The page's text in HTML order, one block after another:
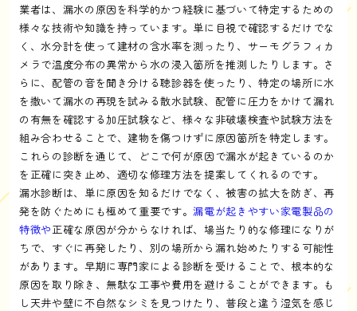
業者は、漏水の原因を科学的かつ経験に基づいて特定するための
様々な技術や知識を持っています。単に目視で確認するだけでな
く、水分計を使って建材の含水率を測ったり、サーモグラフィカ
メラで温度分布の異常から水の浸入箇所を推測したりします。さ
らに、配管の音を聞き分ける聴診器を使ったり、特定の場所に水
を撒いて漏水の再現を試みる散水試験、配管に圧力をかけて漏れ
の有無を確認する加圧試験など、様々な非破壊検査や試験方法を
組み合わせることで、建物を傷つけずに原因箇所を特定します。
これらの診断を通じて、どこで何が原因で漏水が起きているのか
を正確に突き止め、適切な修理方法を提案してくれるのです。
漏水診断は、単に原因を知るだけでなく、被害の拡大を防ぎ、再
発を防ぐためにも極めて重要です。漏電が起きやすい家電製品の
特徴や正確な原因が分からなければ、場当たり的な修理になりが
ちで、すぐに再発したり、別の場所から漏れ始めたりする可能性
があります。早期に専門家による診断を受けることで、根本的な
原因を取り除き、無駄な工事や費用を避けることができます。も
し天井や壁に不自然なシミを見つけたり、普段と違う湿気を感じ